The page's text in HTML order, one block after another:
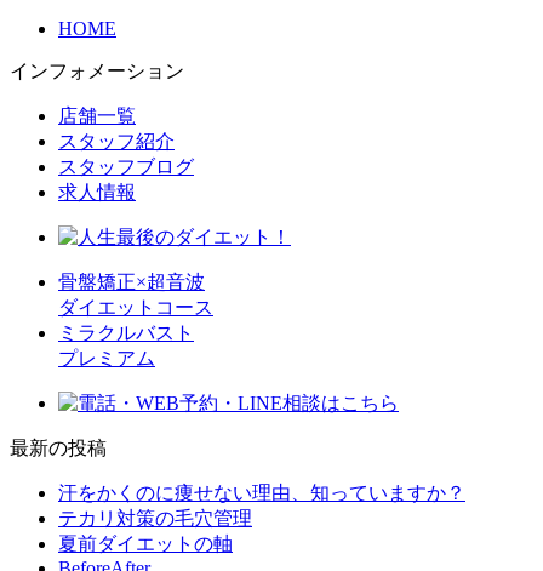
HOME
インフォメーション
店舗一覧
スタッフ紹介
スタッフブログ
求人情報
骨盤矯正×超音波
ダイエットコース
ミラクルバスト
プレミアム
最新の投稿
汗をかくのに痩せない理由、知っていますか？
テカリ対策の毛穴管理
夏前ダイエットの軸